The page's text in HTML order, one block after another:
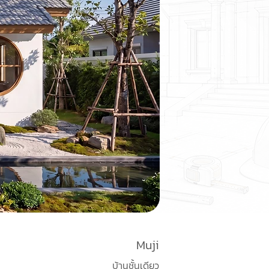
Muji
บ้านชั้นเดียว